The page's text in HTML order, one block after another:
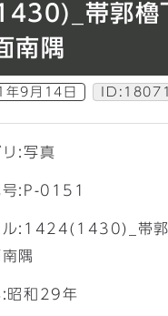
帯郭櫓
南隅
年9月14日 ID:18071
:写真
号:P-0151
ル:1424(1430)_帯郭
隅
:昭和29年